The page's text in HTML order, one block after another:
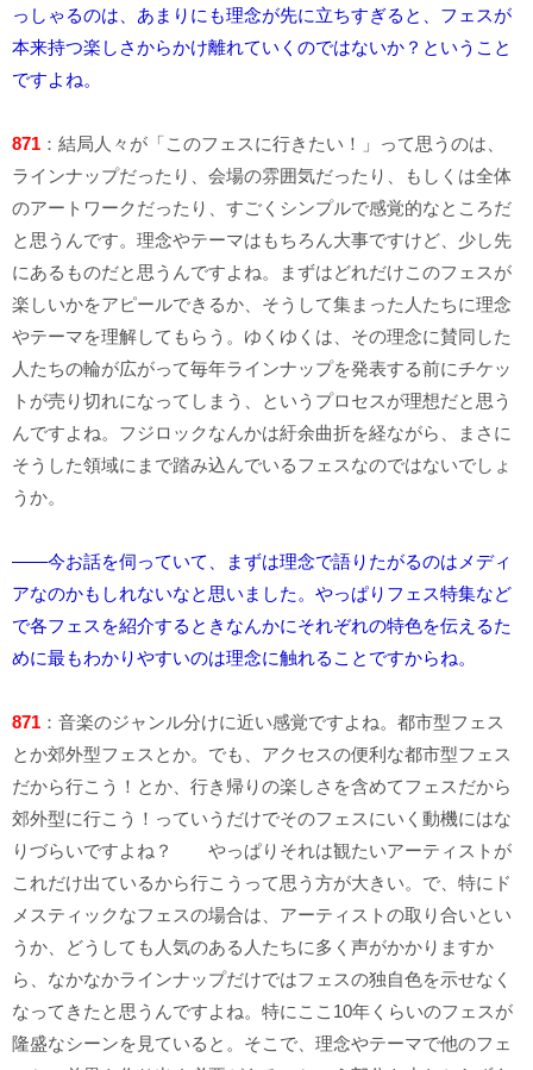
っしゃるのは、あまりにも理念が先に立ちすぎると、フェスが
本来持つ楽しさからかけ離れていくのではないか？ということ
ですよね。
871 ：結局人々が「このフェスに行きたい！」って思うのは、
ラインナップだったり、会場の雰囲気だったり、もしくは全体
のアートワークだったり、すごくシンプルで感覚的なところだ
と思うんです。理念やテーマはもちろん大事ですけど、少し先
にあるものだと思うんですよね。まずはどれだけこのフェスが
楽しいかをアピールできるか、そうして集まった人たちに理念
やテーマを理解してもらう。ゆくゆくは、その理念に賛同した
人たちの輪が広がって毎年ラインナップを発表する前にチケッ
トが売り切れになってしまう、というプロセスが理想だと思う
んですよね。フジロックなんかは紆余曲折を経ながら、まさに
そうした領域にまで踏み込んでいるフェスなのではないでしょ
うか。
――今お話を伺っていて、まずは理念で語りたがるのはメディ
アなのかもしれないなと思いました。やっぱりフェス特集など
で各フェスを紹介するときなんかにそれぞれの特色を伝えるた
めに最もわかりやすいのは理念に触れることですからね。
871 ：音楽のジャンル分けに近い感覚ですよね。都市型フェス
とか郊外型フェスとか。でも、アクセスの便利な都市型フェス
だから行こう！とか、行き帰りの楽しさを含めてフェスだから
郊外型に行こう！っていうだけでそのフェスにいく動機にはな
りづらいですよね？ やっぱりそれは観たいアーティストが
これだけ出ているから行こうって思う方が大きい。で、特にド
メスティックなフェスの場合は、アーティストの取り合いとい
うか、どうしても人気のある人たちに多く声がかかりますか
ら、なかなかラインナップだけではフェスの独自色を示せなく
なってきたと思うんですよね。特にここ10年くらいのフェスが
隆盛なシーンを見ていると。そこで、理念やテーマで他のフェ